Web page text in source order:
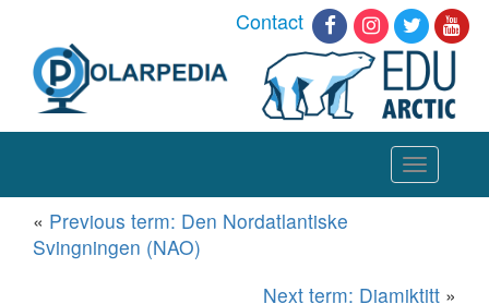
Contact
Toggle
navigation
« Previous term: Den Nordatlantiske
Svingningen (NAO)
Next term: Diamiktitt »